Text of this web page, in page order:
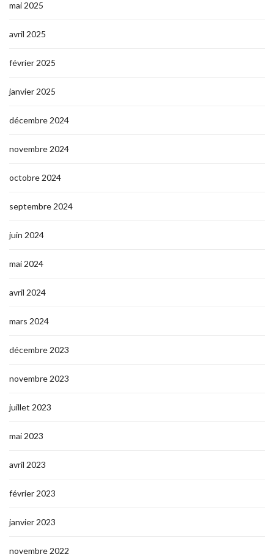
mai 2025
avril 2025
février 2025
janvier 2025
décembre 2024
novembre 2024
octobre 2024
septembre 2024
juin 2024
mai 2024
avril 2024
mars 2024
décembre 2023
novembre 2023
juillet 2023
mai 2023
avril 2023
février 2023
janvier 2023
novembre 2022